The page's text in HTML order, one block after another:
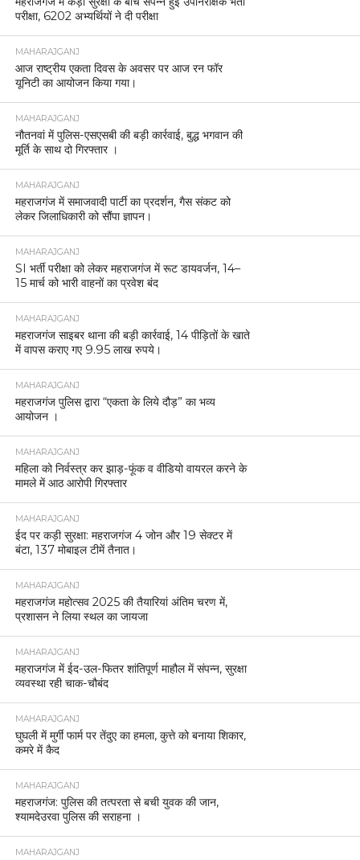
परीक्षा, 6202 अभ्यर्थियों ने दी परीक्षा
MAHARAJGANJ
आज राष्ट्रीय एकता दिवस के अवसर पर आज रन फॉर
यूनिटी का आयोजन किया गया।
MAHARAJGANJ
नौतनवां में पुलिस-एसएसबी की बड़ी कार्रवाई, बुद्ध भगवान की
मूर्ति के साथ दो गिरफ्तार ।
MAHARAJGANJ
महराजगंज में समाजवादी पार्टी का प्रदर्शन, गैस संकट को
लेकर जिलाधिकारी को सौंपा ज्ञापन।
MAHARAJGANJ
SI भर्ती परीक्षा को लेकर महराजगंज में रूट डायवर्जन, 14–
15 मार्च को भारी वाहनों का प्रवेश बंद
MAHARAJGANJ
महराजगंज साइबर थाना की बड़ी कार्रवाई, 14 पीड़ितों के खाते
में वापस कराए गए 9.95 लाख रुपये।
MAHARAJGANJ
महराजगंज पुलिस द्वारा “एकता के लिये दौड़” का भव्य
आयोजन ।
MAHARAJGANJ
महिला को निर्वस्त्र कर झाड़-फूंक व वीडियो वायरल करने के
मामले में आठ आरोपी गिरफ्तार
MAHARAJGANJ
ईद पर कड़ी सुरक्षा: महराजगंज 4 जोन और 19 सेक्टर में
बंटा, 137 मोबाइल टीमें तैनात।
MAHARAJGANJ
महराजगंज महोत्सव 2025 की तैयारियां अंतिम चरण में,
प्रशासन ने लिया स्थल का जायजा
MAHARAJGANJ
महराजगंज में ईद-उल-फितर शांतिपूर्ण माहौल में संपन्न, सुरक्षा
व्यवस्था रही चाक-चौबंद
MAHARAJGANJ
घुघली में मुर्गी फार्म पर तेंदुए का हमला, कुत्ते को बनाया शिकार,
कमरे में कैद
MAHARAJGANJ
महराजगंज: पुलिस की तत्परता से बची युवक की जान,
श्यामदेउरवा पुलिस की सराहना ।
MAHARAJGANJ